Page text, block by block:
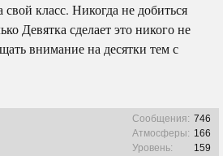
класс. Никогда не добиться
Девятка сделает это никого не
внимание на десятки тем с
Сообщения: 746
Атмосферы: 166
Уровень:
159